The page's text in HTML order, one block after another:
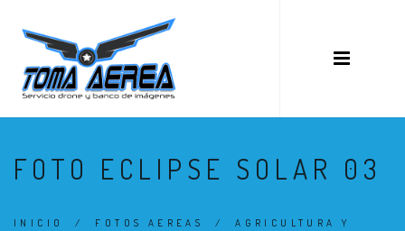
FOTO ECLIPSE SOLAR 03
INICIO / FOTOS AEREAS /AGRICULTURA Y